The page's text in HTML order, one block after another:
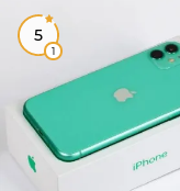
5
1